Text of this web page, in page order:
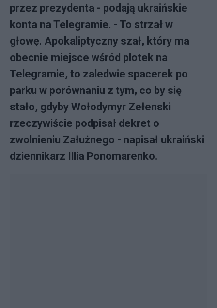
przez prezydenta - podają ukraińskie
konta na Telegramie. - To strzał w
głowę. Apokaliptyczny szał, który ma
obecnie miejsce wśród plotek na
Telegramie, to zaledwie spacerek po
parku w porównaniu z tym, co by się
stało, gdyby Wołodymyr Zełenski
rzeczywiście podpisał dekret o
zwolnieniu Załużnego - napisał ukraiński
dziennikarz Illia Ponomarenko.